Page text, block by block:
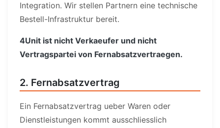
Integration. Wir stellen Partnern eine technische
Bestell-Infrastruktur bereit.
4Unit ist nicht Verkaeufer und nicht
Vertragspartei von Fernabsatzvertraegen.
2. Fernabsatzvertrag
Ein Fernabsatzvertrag ueber Waren oder
Dienstleistungen kommt ausschliesslich